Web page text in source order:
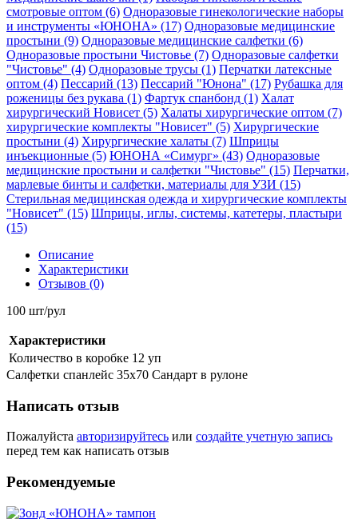
смотровые оптом (6) Одноразовые гинекологические наборы
и инструменты «ЮНОНА» (17) Одноразовые медицинские
простыни (9) Одноразовые медицинские салфетки (6)
Одноразовые простыни Чистовье (7) Одноразовые салфетки
"Чистовье" (4) Одноразовые трусы (1) Перчатки латексные
оптом (4) Пессарий (13) Пессарий "Юнона" (17) Рубашка для
роженицы без рукава (1) Фартук спанбонд (1) Халат
хирургический Новисет (5) Халаты хирургические оптом (7)
хирургические комплекты "Новисет" (5) Хирургические
простыни (4) Хирургические халаты (7) Шприцы
инъекционные (5) ЮНОНА «Симург» (43) Одноразовые
медицинские простыни и салфетки "Чистовье" (15) Перчатки,
марлевые бинты и салфетки, материалы для УЗИ (15)
Стерильная медицинская одежда и хирургические комплекты
"Новисет" (15) Шприцы, иглы, системы, катетеры, пластыри
(15)
Описание
Характеристики
Отзывов (0)
100 шт/рул
Характеристики
Количество в коробке 12 уп
Салфетки спанлейс 35х70 Сандарт в рулоне
Написать отзыв
Пожалуйста авторизируйтесь или создайте учетную запись
перед тем как написать отзыв
Рекомендуемые